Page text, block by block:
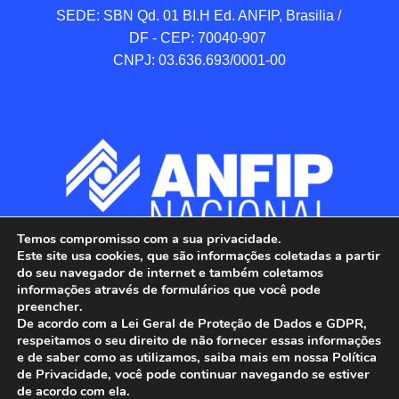
SEDE: SBN Qd. 01 BI.H Ed. ANFIP, Brasilia /
DF - CEP: 70040-907
CNPJ: 03.636.693/0001-00
ANFIP - Associação Nacional dos Auditores
Temos compromisso com a sua privacidade.
Este site usa cookies, que são informações coletadas a partir
do seu navegador de internet e também coletamos
informações através de formulários que você pode
preencher.
De acordo com a Lei Geral de Proteção de Dados e GDPR,
respeitamos o seu direito de não fornecer essas informações
e de saber como as utilizamos, saiba mais em nossa Política
de Privacidade, você pode continuar navegando se estiver
de acordo com ela.